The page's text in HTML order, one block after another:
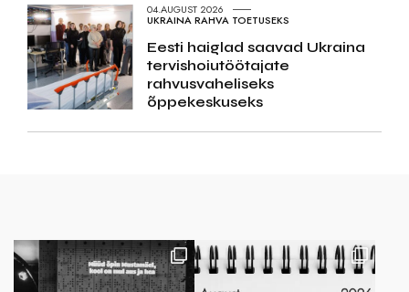
04.AUGUST 2026
UKRAINA RAHVA TOETUSEKS
Eesti haiglad saavad Ukraina
tervishoiutöötajate
rahvusvaheliseks
õppekeskuseks